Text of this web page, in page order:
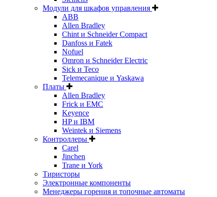
Модули для шкафов управления
ABB
Allen Bradley
Chint и Schneider Compact
Danfoss и Fatek
Nofuel
Omron и Schneider Electric
Sick и Teco
Telemecanique и Yaskawa
Платы
Allen Bradley
Frick и EMC
Keyence
HP и IBM
Weintek и Siemens
Контроллеры
Carel
Jinchen
Trane и York
Тиристоры
Электронные компоненты
Менеджеры горения и топочные автоматы